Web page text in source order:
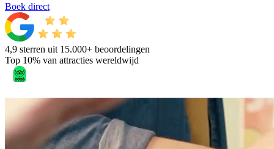
Boek direct
4,9 sterren uit 15.000+ beoordelingen
Top 10% van attracties wereldwijd